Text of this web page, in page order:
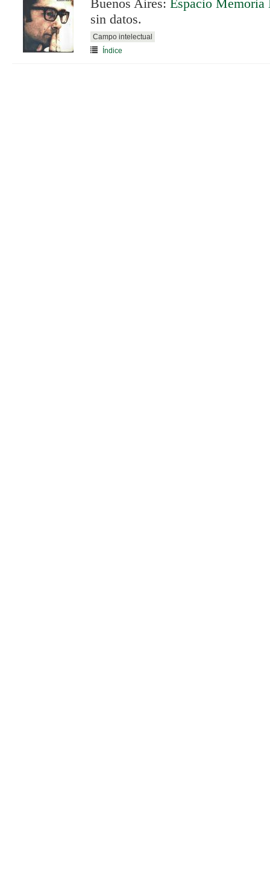
Buenos Aires: Espacio Memoria
sin datos.
Campo intelectual
Índice